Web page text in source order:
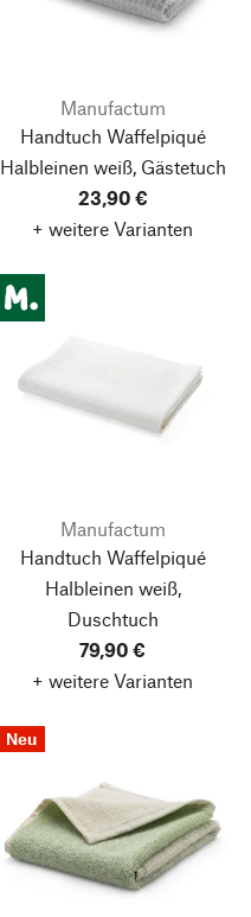
Manufactum
Handtuch Waffelpiqué
Halbleinen weiß, Gästetuch
23,90 €
+ weitere Varianten
Manufactum
Handtuch Waffelpiqué
Halbleinen weiß,
Duschtuch
79,90 €
+ weitere Varianten
Neu